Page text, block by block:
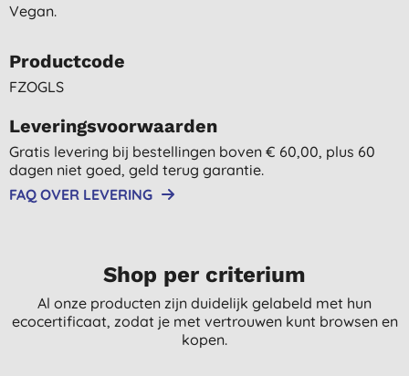
Vegan.
Productcode
FZOGLS
Leveringsvoorwaarden
Gratis levering bij bestellingen boven € 60,00, plus 60
dagen niet goed, geld terug garantie.
FAQ OVER LEVERING
Shop per criterium
Al onze producten zijn duidelijk gelabeld met hun
ecocertificaat, zodat je met vertrouwen kunt browsen en
kopen.